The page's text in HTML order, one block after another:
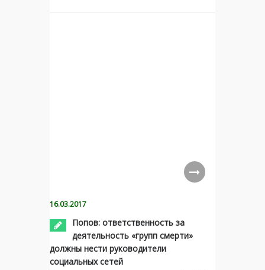
16.03.2017
Попов: ответственность за
деятельность «групп смерти»
должны нести руководители
социальных сетей